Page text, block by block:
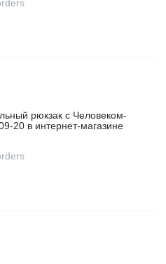
рюкзак с Человеком-
20 в интернет-магазине